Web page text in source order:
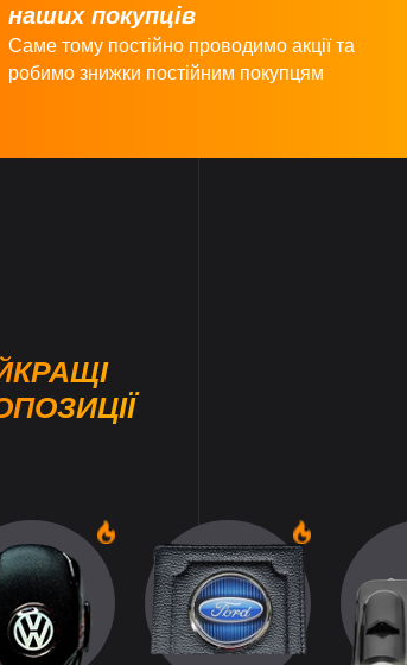
наших покупців
Саме тому постійно проводимо акції та
робимо знижки постійним покупцям